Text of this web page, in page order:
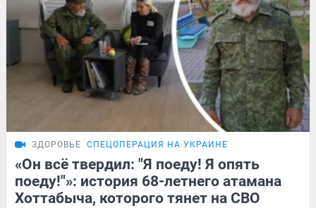
ЗДОРОВЬЕ СПЕЦОПЕРАЦИЯ НА УКРАИНЕ
«Он всё твердил: "Я поеду! Я опять
поеду!"»: история 68-летнего атамана
Хоттабыча, которого тянет на СВО